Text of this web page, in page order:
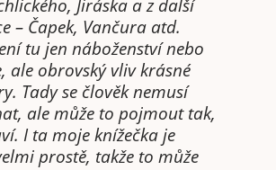
Jiráska a z další
– Čapek, Vančura atd.
tu jen náboženství nebo
ale obrovský vliv krásné
Tady se člověk nemusí
ale může to pojmout tak,
I ta moje knížečka je
prostě, takže to může